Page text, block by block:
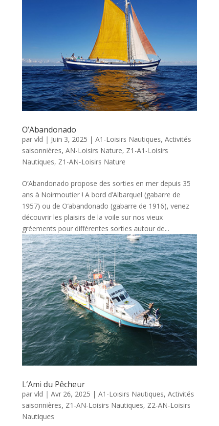
O’Abandonado
par vld | Juin 3, 2025 | A1-Loisirs Nautiques, Activités
saisonnières, AN-Loisirs Nature, Z1-A1-Loisirs
Nautiques, Z1-AN-Loisirs Nature
O’Abandonado propose des sorties en mer depuis 35
ans à Noirmoutier ! A bord d’Albarquel (gabarre de
1957) ou de O’abandonado (gabarre de 1916), venez
découvrir les plaisirs de la voile sur nos vieux
gréements pour différentes sorties autour de...
L’Ami du Pêcheur
par vld | Avr 26, 2025 | A1-Loisirs Nautiques, Activités
saisonnières, Z1-AN-Loisirs Nautiques, Z2-AN-Loisirs
Nautiques